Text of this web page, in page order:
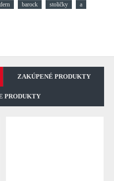
barock stoličky
a
ZAKÚPENÉ PRODUKTY
PRODUKTY